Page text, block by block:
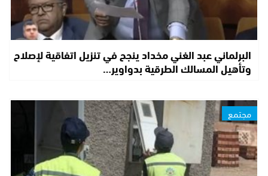
البرلماني عبد الغني مخداد ينجح في تنزيل اتفاقية لإصلاح
وتأهيل المسالك الطرقية بدواوير…
مجتمع